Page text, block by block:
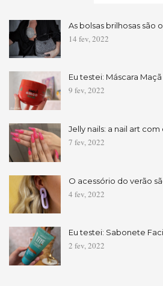
As bolsas brilhosas são
14 fev, 2022
Eu testei: Máscara
9 fev, 2022
Jelly nails: a nail art
7 fev, 2022
O acessório do verão
4 fev, 2022
Eu testei: Sabonete
2 fev, 2022